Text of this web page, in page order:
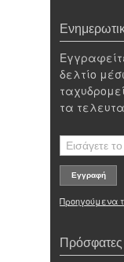
δελτίο
τα
Προηγούμενα
Πρόσφατες